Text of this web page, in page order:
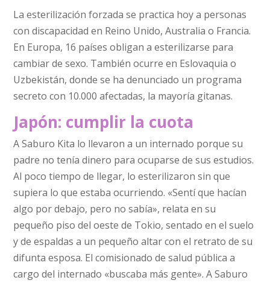
La esterilización forzada se practica hoy a personas
con discapacidad en Reino Unido, Australia o Francia.
En Europa, 16 países obligan a esterilizarse para
cambiar de sexo. También ocurre en Eslovaquia o
Uzbekistán, donde se ha denunciado un programa
secreto con 10.000 afectadas, la mayoría gitanas.
Japón: cumplir la cuota
A Saburo Kita lo llevaron a un internado porque su
padre no tenía dinero para ocuparse de sus estudios.
Al poco tiempo de llegar, lo esterilizaron sin que
supiera lo que estaba ocurriendo. «Sentí que hacían
algo por debajo, pero no sabía», relata en su
pequeño piso del oeste de Tokio, sentado en el suelo
y de espaldas a un pequeño altar con el retrato de su
difunta esposa. El comisionado de salud pública a
cargo del internado «buscaba más gente». A Saburo